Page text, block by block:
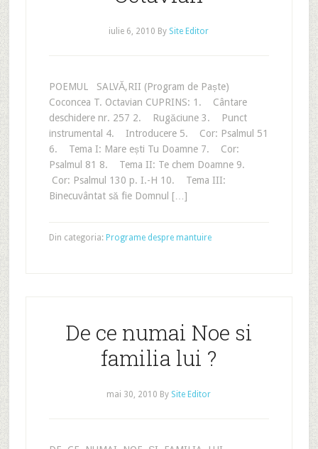
iulie 6, 2010 By Site Editor
POEMUL SALVĂ‚RII (Program de Paște)
Coconcea T. Octavian CUPRINS: 1. Cântare
deschidere nr. 257 2. Rugăciune 3. Punct
instrumental 4. Introducere 5. Cor: Psalmul 51
6. Tema I: Mare ești Tu Doamne 7. Cor:
Psalmul 81 8. Tema II: Te chem Doamne 9.
Cor: Psalmul 130 p. I.-H 10. Tema III:
Binecuvântat să fie Domnul […]
Din categoria: Programe despre mantuire
De ce numai Noe si
familia lui ?
mai 30, 2010 By Site Editor